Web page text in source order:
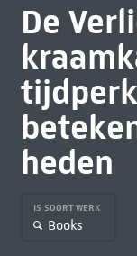
De
heden
IS SOORT WERK
Books